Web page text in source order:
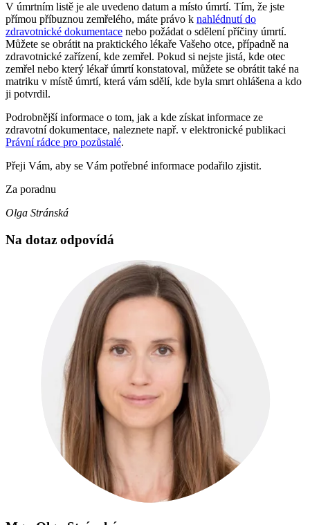
V úmrtním listě je ale uvedeno datum a místo úmrtí. Tím, že jste
přímou příbuznou zemřelého, máte právo k nahlédnutí do
zdravotnické dokumentace nebo požádat o sdělení příčiny úmrtí.
Můžete se obrátit na praktického lékaře Vašeho otce, případně na
zdravotnické zařízení, kde zemřel. Pokud si nejste jistá, kde otec
zemřel nebo který lékař úmrtí konstatoval, můžete se obrátit také na
matriku v místě úmrtí, která vám sdělí, kde byla smrt ohlášena a kdo
ji potvrdil.
Podrobnější informace o tom, jak a kde získat informace ze
zdravotní dokumentace, naleznete např. v elektronické publikaci
Právní rádce pro pozůstalé.
Přeji Vám, aby se Vám potřebné informace podařilo zjistit.
Za poradnu
Olga Stránská
Na dotaz odpovídá